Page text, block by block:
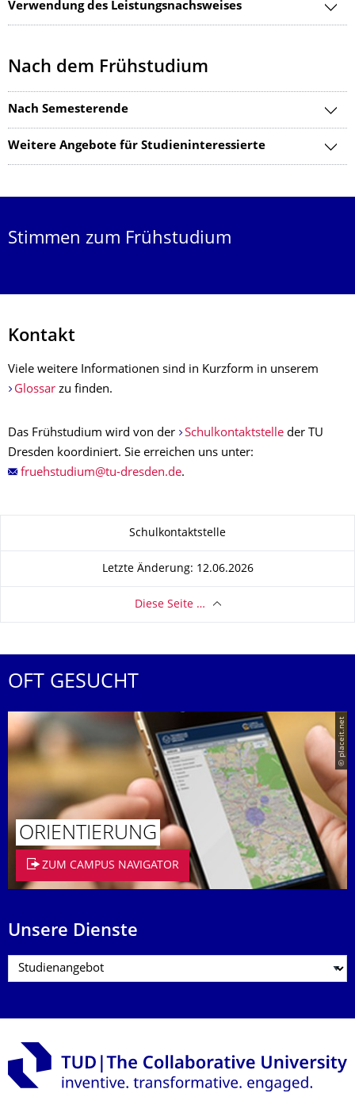
Verwendung des Leistungsnachsweises
Nach dem Frühstudium
Nach Semesterende
Weitere Angebote für Studieninteressierte
Stimmen zum Frühstudium
Kontakt
Viele weitere Informationen sind in Kurzform in unserem
Glossarzu finden.
Das Frühstudium wird von der Schulkontaktstelle der TU
Dresden koordiniert. Sie erreichen uns unter:
.
Schulkontaktstelle
Letzte Änderung: 12.06.2026
Diese Seite …
OFT GESUCHT
© placeit.net
ORIENTIERUNG
ZUM CAMPUS NAVIGATOR
Unsere Dienste